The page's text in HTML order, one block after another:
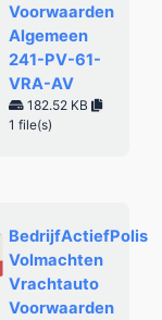
Voorwaarden
Algemeen
241-PV-61-
VRA-AV
182.52 KB
1 file(s)
BedrijfActiefPolis
Volmachten
Vrachtauto
Voorwaarden